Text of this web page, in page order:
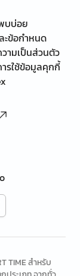
บบ่อย
ะข้อกำหนด
ามเป็นส่วนตัว
รใช้ข้อมูลคุกกี้
TIME สำหรับ